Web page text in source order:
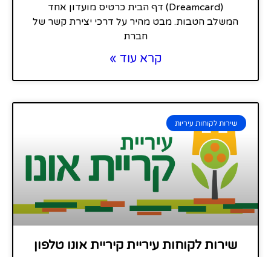
(Dreamcard) דף הבית כרטיס מועדון אחד
המשלב הטבות. מבט מהיר על דרכי יצירת קשר של
חברת
קרא עוד »
שירות לקוחות עיריות
שירות לקוחות עיריית קיריית אונו טלפון